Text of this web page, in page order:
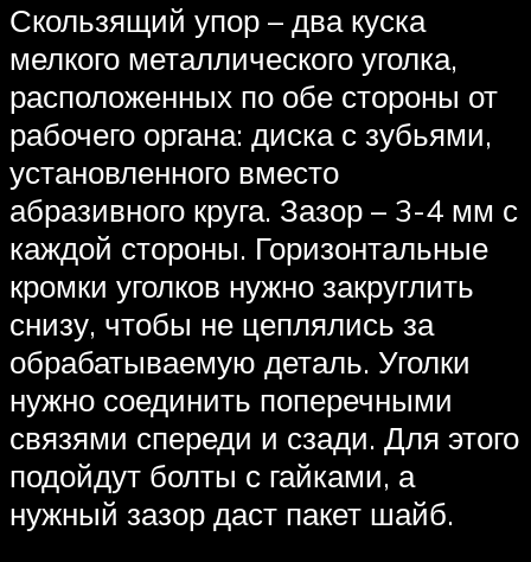
Скользящий упор – два куска
мелкого металлического уголка,
расположенных по обе стороны от
рабочего органа: диска с зубьями,
установленного вместо
абразивного круга. Зазор – 3-4 мм с
каждой стороны. Горизонтальные
кромки уголков нужно закруглить
снизу, чтобы не цеплялись за
обрабатываемую деталь. Уголки
нужно соединить поперечными
связями спереди и сзади. Для этого
подойдут болты с гайками, а
нужный зазор даст пакет шайб.